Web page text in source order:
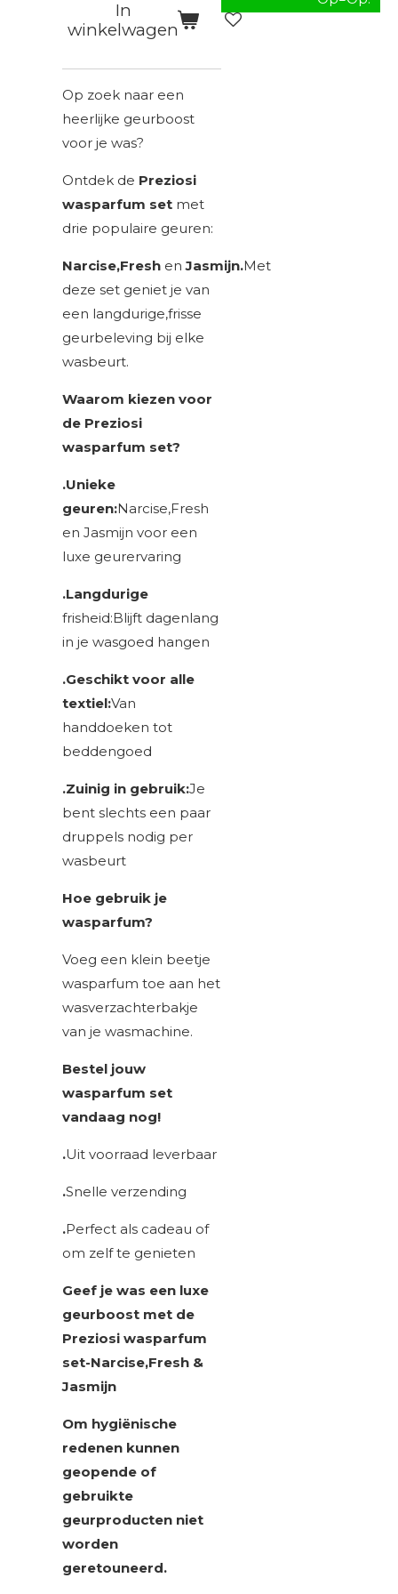
In
winkelwagen
Op zoek naar een
heerlijke geurboost
voor je was?
Ontdek de Preziosi
wasparfum set met
drie populaire geuren:
Narcise,Fresh enJasmijn.Met
deze set geniet je van
een langdurige,frisse
geurbeleving bij elke
wasbeurt.
Waarom kiezen voor
de Preziosi
wasparfum set?
.Unieke
geuren:Narcise,Fresh
en Jasmijn voor een
luxe geurervaring
.Langdurige
frisheid:Blijft dagenlang
in je wasgoed hangen
.Geschikt voor alle
textiel:Van
handdoeken tot
beddengoed
.Zuinig in gebruik:Je
bent slechts een paar
druppels nodig per
wasbeurt
Hoe gebruik je
wasparfum?
Voeg een klein beetje
wasparfum toe aan het
wasverzachterbakje
van je wasmachine.
Bestel jouw
wasparfum set
vandaag nog!
.Uit voorraad leverbaar
.Snelle verzending
.Perfect als cadeau of
om zelf te genieten
Geef je was een luxe
geurboost met de
Preziosi wasparfum
set-Narcise,Fresh &
Jasmijn
Om hygiënische
redenen kunnen
geopende of
gebruikte
geurproducten niet
worden
geretouneerd.